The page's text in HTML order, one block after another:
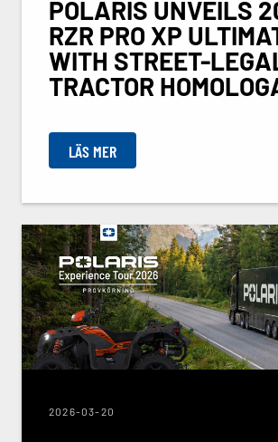
POLARIS UNVEILS
RZR PRO XP
WITH STREET-
TRACTOR
LÄS MER
2026-03-20